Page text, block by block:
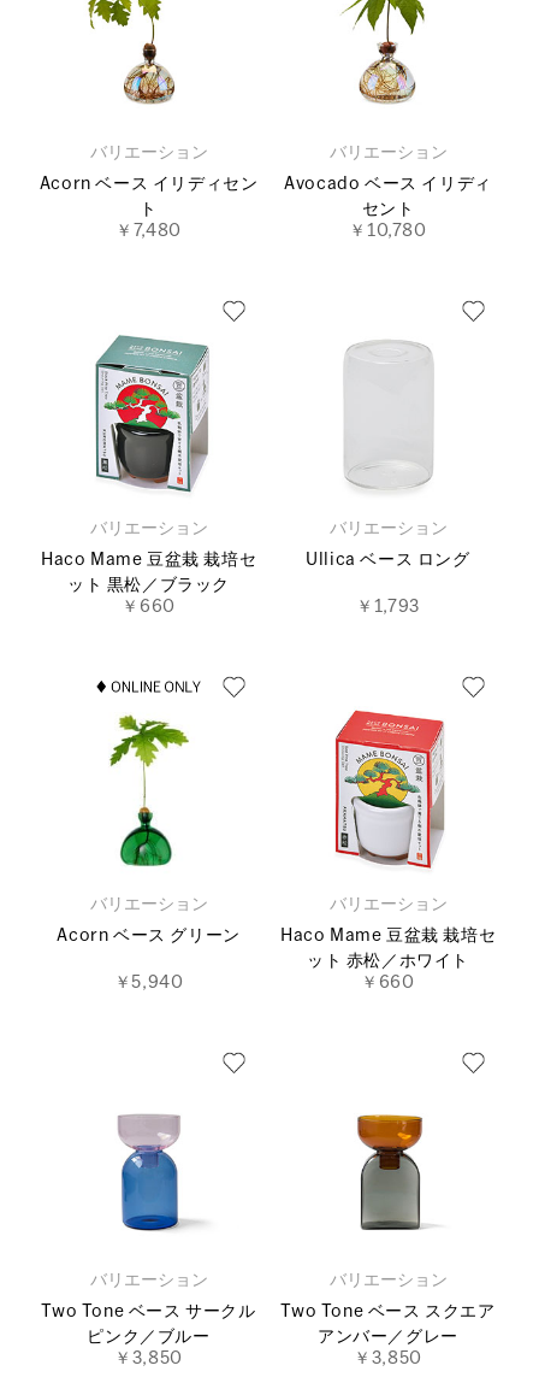
バリエーション
Acorn ベース イリディセン
ト
￥7,480
バリエーション
Avocado ベース イリディ
セント
￥10,780
バリエーション
Haco Mame 豆盆栽 栽培セ
ット 黒松／ブラック
￥660
バリエーション
Ullica ベース ロング
￥1,793
バリエーション
Acorn ベース グリーン
￥5,940
バリエーション
Haco Mame 豆盆栽 栽培セ
ット 赤松／ホワイト
￥660
バリエーション
Two Tone ベース サークル
ピンク／ブルー
￥3,850
バリエーション
Two Tone ベース スクエア
アンバー／グレー
￥3,850